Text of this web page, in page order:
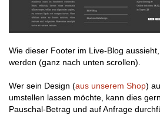
Wie dieser Footer im Live-Blog
werden (ganz nach unten scrollen).
Wer sein Design (aus unserem Shop)
umstellen lassen möchte, kann dies
Pauschal-Betrag und auf Anfrage